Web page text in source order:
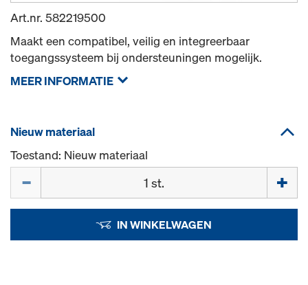
Art.nr. 582219500
Maakt een compatibel, veilig en integreerbaar
toegangssysteem bij ondersteuningen mogelijk.
MEER INFORMATIE
Nieuw materiaal
Toestand: Nieuw materiaal
IN WINKELWAGEN